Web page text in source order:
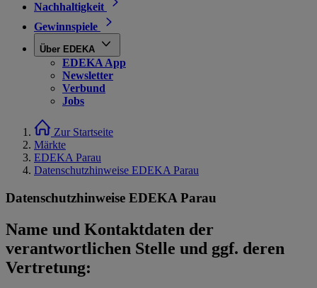
Nachhaltigkeit
Gewinnspiele
Über EDEKA
EDEKA App
Newsletter
Verbund
Jobs
Zur Startseite
Märkte
EDEKA Parau
Datenschutzhinweise EDEKA Parau
Datenschutzhinweise EDEKA Parau
Name und Kontaktdaten der
verantwortlichen Stelle und ggf. deren
Vertretung: